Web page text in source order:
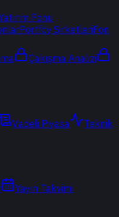
Fonu
Portföy ŞirketleriFon
Çakışma Analizi
Vadeli Piyasa
Teknik
Yayın Takvimi